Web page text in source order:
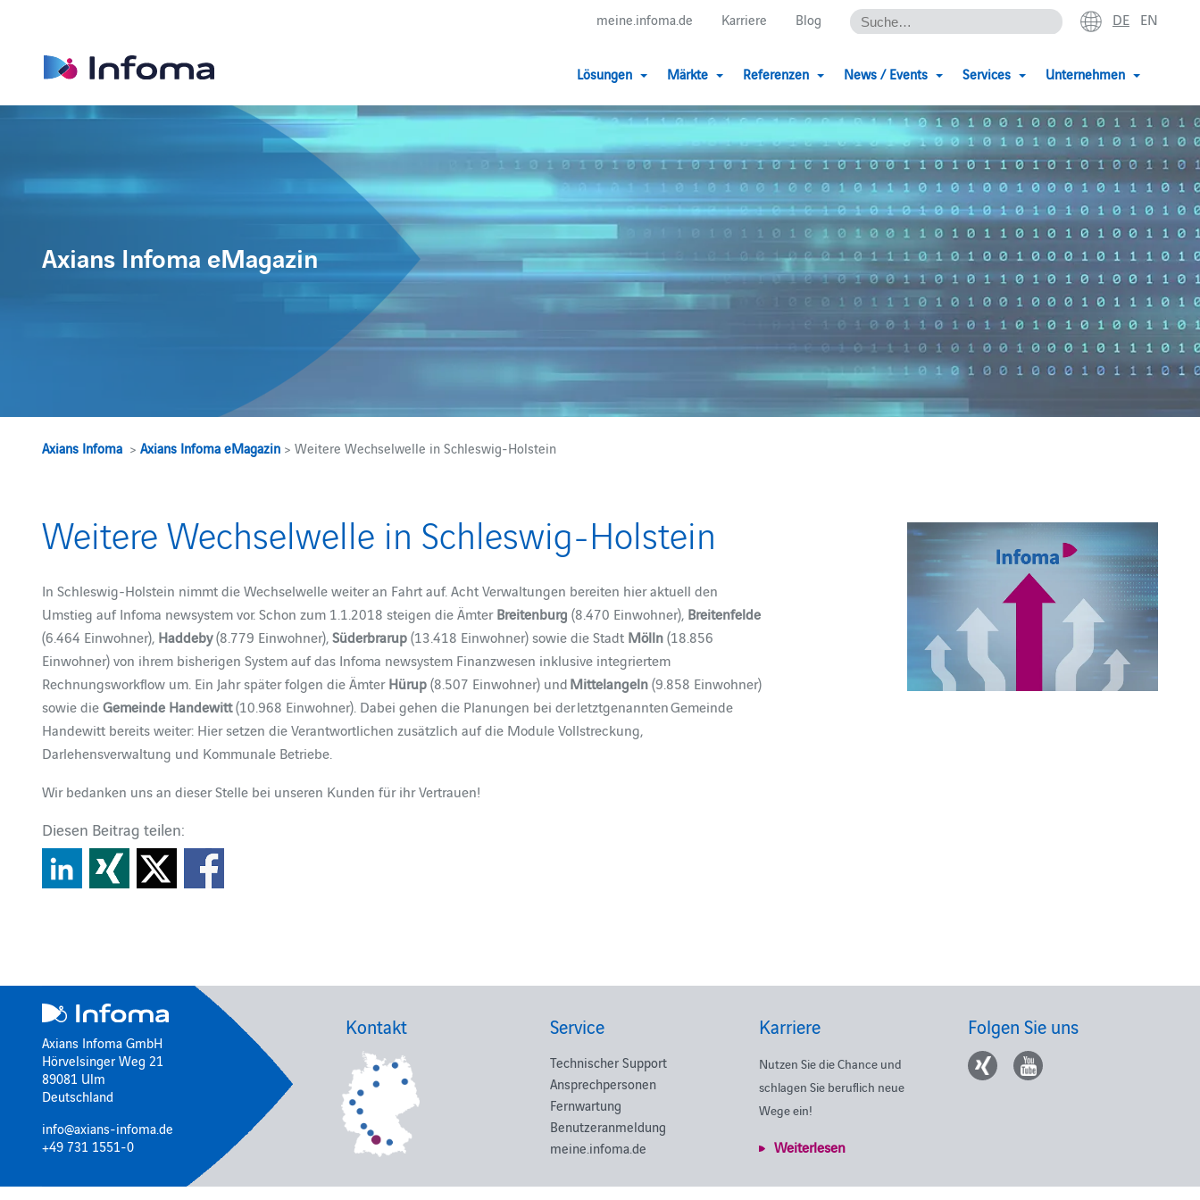
meine.infoma.de Karriere Blog DE EN
Lösungen Märkte Referenzen News / Events Services Unternehmen
Axians Infoma eMagazin
Axians Infoma >Axians Infoma eMagazin > Weitere Wechselwelle in Schleswig-Holstein
Weitere Wechselwelle in Schleswig-Holstein
In Schleswig-Holstein nimmt die Wechselwelle weiter an Fahrt auf. Acht Verwaltungen bereiten hier aktuell den
Umstieg auf Infoma newsystem vor. Schon zum 1.1.2018 steigen die ÄmterBreitenburg (8.470 Einwohner), Breitenfelde
(6.464 Einwohner), Haddeby(8.779 Einwohner),Süderbrarup(13.418 Einwohner) sowie die Stadt Mölln(18.856
Einwohner) von ihrem bisherigen System auf das Infoma newsystem Finanzwesen inklusive integriertem
Rechnungsworkflow um. Ein Jahr später folgen die ÄmterHürup(8.507 Einwohner) undMittelangeln(9.858 Einwohner)
sowie dieGemeinde Handewitt(10.968 Einwohner). Dabei gehen die Planungen bei der letztgenannten Gemeinde
Handewitt bereits weiter: Hier setzen die Verantwortlichen zusätzlich auf die Module Vollstreckung,
Darlehensverwaltung und Kommunale Betriebe.
Wir bedanken uns an dieser Stelle bei unseren Kunden für ihr Vertrauen!
Diesen Beitrag teilen:
Axians Infoma GmbH
Hörvelsinger Weg 21
89081 Ulm
Deutschland
info@axians-infoma.de
+49 731 1551-0
Kontakt Service
Technischer Support
Ansprechpersonen
Fernwartung
Benutzeranmeldung
meine.infoma.de
Karriere
Nutzen Sie die Chance und
schlagen Sie beruflich neue
Wege ein!
Weiterlesen
Folgen Sie uns